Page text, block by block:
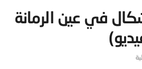
في عين الرمانة